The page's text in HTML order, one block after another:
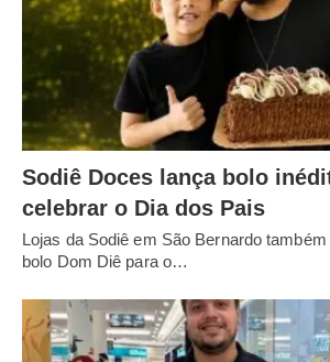
Sodiê Doces lança bolo
celebrar o Dia dos Pais
Lojas da Sodiê em São Bernardo
bolo Dom Diê para o…